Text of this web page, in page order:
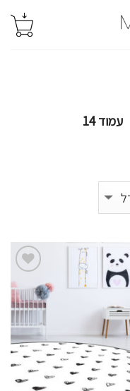
עמוד 14
הוסף
לרשימת
המשאלות